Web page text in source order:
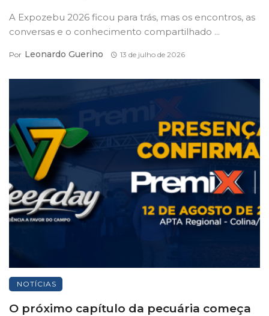
A Expozebu 2026 ficou para trás, mas os encontros, as
conversas e o conhecimento compartilhado ...
Por Leonardo Guerino 13 de julho de 2026
NOTÍCIAS
O próximo capítulo da pecuária começa